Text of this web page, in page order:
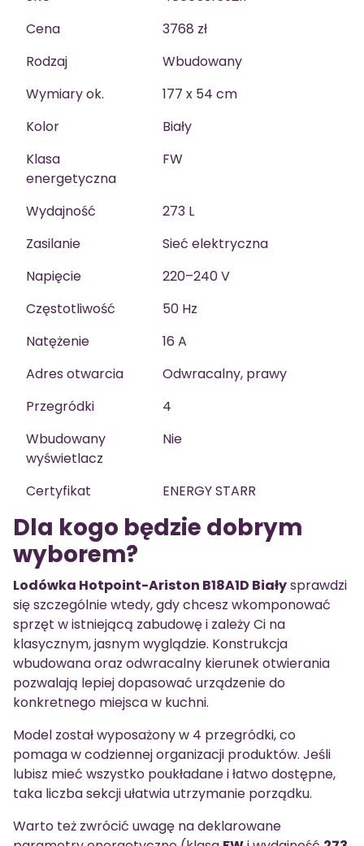
Cena
3768 zł
Rodzaj
Wbudowany
Wymiary ok.
177 x 54 cm
Kolor
Biały
Klasa
energetyczna
FW
Wydajność
273 L
Zasilanie
Sieć elektryczna
Napięcie
220–240 V
Częstotliwość
50 Hz
Natężenie
16 A
Adres otwarcia
Odwracalny, prawy
Przegródki
4
Wbudowany
wyświetlacz
Nie
Certyfikat ENERGY STARR
Dla kogo będzie dobrym
wyborem?
Lodówka Hotpoint-Ariston B18A1D Białysprawdzi
się szczególnie wtedy, gdy chcesz wkomponować
sprzęt w istniejącą zabudowę i zależy Ci na
klasycznym, jasnym wyglądzie. Konstrukcja
wbudowana oraz odwracalny kierunek otwierania
pozwalają lepiej dopasować urządzenie do
konkretnego miejsca w kuchni.
Model został wyposażony w 4 przegródki, co
pomaga w codziennej organizacji produktów. Jeśli
lubisz mieć wszystko poukładane i łatwo dostępne,
taka liczba sekcji ułatwia utrzymanie porządku.
Warto też zwrócić uwagę na deklarowane